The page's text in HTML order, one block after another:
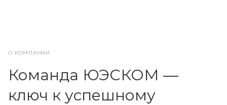
О КОМПАНИИ
Команда ЮЭСКОМ —
ключ к успешному